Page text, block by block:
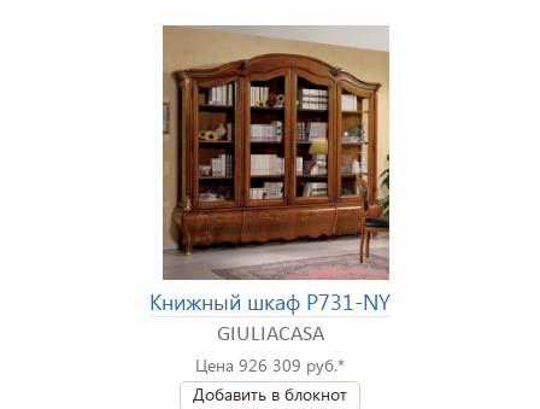
Книжный шкаф P731-NY
GIULIACASA
Цена 926 309 руб.*
Добавить в блокнот